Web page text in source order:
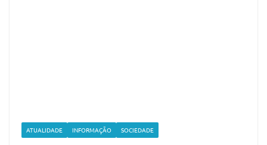
ATUALIDADE INFORMAÇÃO SOCIEDADE